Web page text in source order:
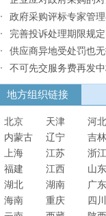
政府采购评标专家管
完善投诉处理期限规
供应商异地受处罚也
不可先交服务费再发
地方组织链接
北京 天津 河北
内蒙古
辽宁 吉林
上海
江苏 浙江
福建
江西 山东
湖北
湖南 广东
海南
重庆 四川